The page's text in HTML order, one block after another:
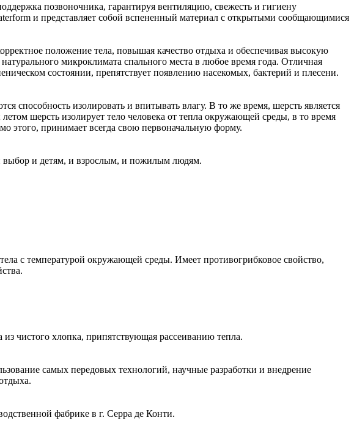
позвоночника, гарантируя вентиляцию, свежесть и гигиену
и представляет собой вспененный материал с открытыми сообщающимися
положение тела, повышая качество отдыха и обеспечивая высокую
микроклимата спального места в любое время года. Отличная
состоянии, препятствует появлению насекомых, бактерий и плесени.
изолировать и впитывать влагу. В то же время, шерсть является
шерсть изолирует тело человека от тепла окружающей среды, в то время
этого, принимает всегда свою первоначальную форму.
выбор и детям, и взрослым, и пожилым людям.
с температурой окружающей среды. Имеет противогрибковое свойство,
чистого хлопка, припятствующая рассеиванию тепла.
самых передовых технологий, научные разработки и внедрение
фабрике в г. Серра де Конти.